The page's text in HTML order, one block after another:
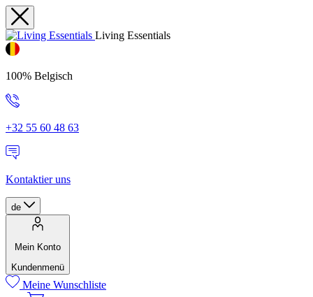
Living Essentials
100% Belgisch
+32 55 60 48 63
Kontaktier uns
de
Mein Konto
Kundenmenü
Meine Wunschliste